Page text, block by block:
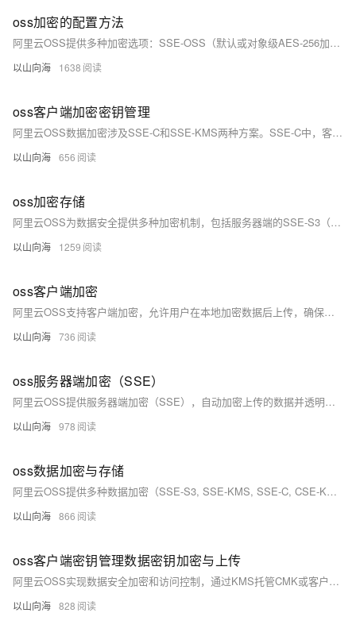
oss加密的配置方法
阿里云OSS提供多种加密选项：SSE-OSS（默认或对象级AES-256加密）、SSE-KMS（使用KMS托管CMK）、临时密钥加密和客户端加密（CSE）。可通过控制台或API设置Bucket策略，使用HTTP头部指定加密方式。KMS和临时密钥可能涉及更复杂的密钥管理和权限配置。
以山向海 1638
oss客户端加密密钥管理
阿里云OSS数据加密涉及SSE-C和SSE-KMS两种方案。SSE-C中，客户端自动生成并管理DEK，负责加密和解密数据，需确保密钥的安全存储和访问控制。SSE-KMS则利用KMS生成和管理密钥，客户端通过API请求加密/解密密钥，实现更安全的密钥管理。无论哪种方式，都需要遵循密钥生命周期管理、访问控制、安全存储和定期轮换等最佳实践。选择SSE-C需要客户端有安全的密钥存储，而SSE-KMS则需关注与KMS的API交互和访问策略。
以山向海 656
oss加密存储
阿里云OSS为数据安全提供多种加密机制，包括服务器端的SSE-S3（AES-256透明加密）、SSE-C（用户管理密钥）和CSE-KMS（结合KMS进行密钥管理）。此外，OSS支持客户端加密SDK和HTTPS传输加密，确保数据在传输和存储时的安全。通过ACL、Bucket策略和访问密钥身份验证，实现权限控制与身份验证，全方位保障用户数据的安全性和隐私。用户可按需选择适合的加密方式。
以山向海 1259
oss客户端加密
阿里云OSS支持客户端加密，允许用户在本地加密数据后上传，确保数据在传输和存储时的隐私安全。用户管理主密钥，控制数据密钥加密与解密，增强数据控制和合规性。此机制适用于高安全需求场景，如金融、医疗等，但用户需负责密钥管理和加密操作。
以山向海 736
oss服务器端加密（SSE）
阿里云OSS提供服务器端加密（SSE），自动加密上传的数据并透明解密下载，保护云端对象的隐私和机密性。SSE支持两种方式：SSE-KMS（使用KMS托管CMK）和SSE-OSS（OSS管理加密密钥）。加密过程在服务器端完成，对用户应用透明且兼容标准HTTP接口。云盒和ossutil工具也支持此功能，让用户轻松管理加密对象，确保数据存储和传输安全。用户可按需选择密钥管理方式。
以山向海 978
oss数据加密与存储
阿里云OSS提供多种数据加密（SSE-S3, SSE-KMS, SSE-C, CSE-KMS）与存储安全措施，包括服务器和客户端加密、数据在磁盘上加密存储、多重冗余备份、访问控制列表和HTTPS安全传输。KMS支持密钥管理，确保数据静态和传输时的安全。严格的访问策略和身份验证保护资源免受未授权访问，满足高安全性和合规性需求。
以山向海 866
oss客户端密钥管理数据密钥加密与上传
阿里云OSS实现数据安全加密和访问控制，通过KMS托管CMK或客户端加密管理DEK。数据加密流程中，可使用KMS加密DEK后存储在OSS元数据，或利用SDK在本地加密文件再上传。上传时，HTTP请求头含加密参数，通过RAM临时凭证初始化SDK客户端，调用API上传加密文件，确保数据传输和存储的安全。
以山向海 828